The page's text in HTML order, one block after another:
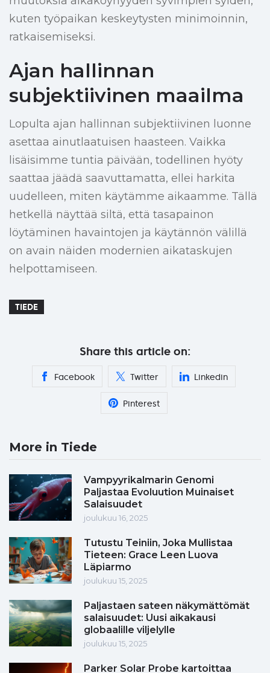
kuten työpaikan keskeytysten minimoinnin,
ratkaisemiseksi.
Ajan hallinnan
subjektiivinen maailma
Lopulta ajan hallinnan subjektiivinen luonne
asettaa ainutlaatuisen haasteen. Vaikka
lisäisimme tuntia päivään, todellinen hyöty
saattaa jäädä saavuttamatta, ellei harkita
uudelleen, miten käytämme aikaamme. Tällä
hetkellä näyttää siltä, että tasapainon
löytäminen havaintojen ja käytännön välillä
on avain näiden modernien aikataskujen
helpottamiseen.
TIEDE
Share this article on:
Facebook Twitter Linkedin
Pinterest
More in Tiede
Vampyyrikalmarin Genomi
Paljastaa Evoluution Muinaiset
Salaisuudet
joulukuu 16, 2025
Tutustu Teiniin, Joka Mullistaa
Tieteen: Grace Leen Luova
Läpiarmo
joulukuu 15, 2025
Paljastaen sateen näkymättömät
salaisuudet: Uusi aikakausi
globaalille viljelylle
joulukuu 15, 2025
Parker Solar Probe kartoittaa